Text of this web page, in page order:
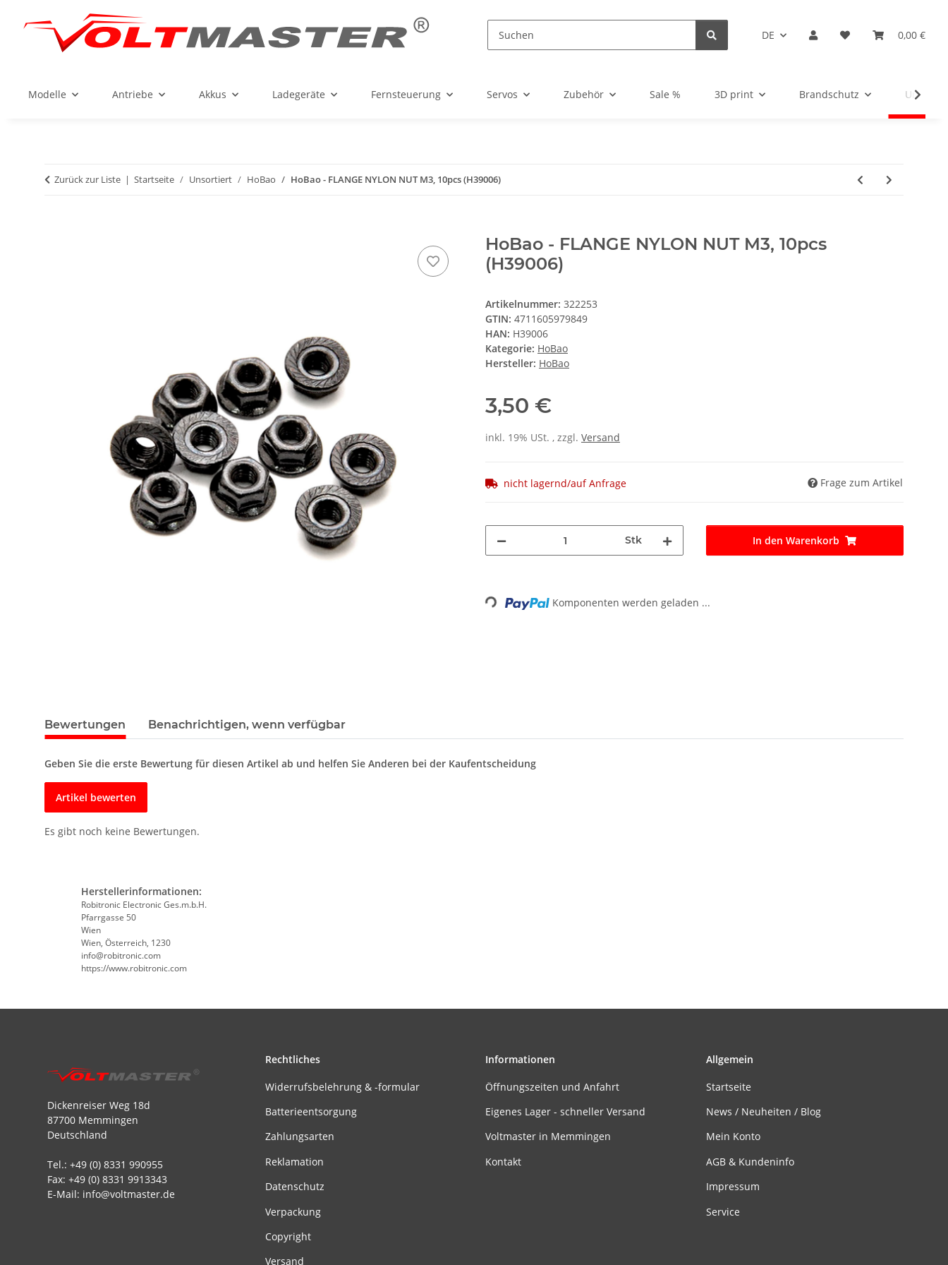
DE 0,00 €
Modelle Antriebe Akkus Ladegeräte Fernsteuerung Servos Zubehör Sale % 3D print Brandschutz
Zurück zur Liste Startseite Unsortiert HoBao HoBao - FLANGE NYLON NUT M3, 10pcs (H39006)
HoBao - FLANGE NYLON NUT M3, 10pcs
(H39006)
Artikelnummer: 322253
GTIN: 4711605979849
HAN: H39006
Kategorie: HoBao
Hersteller: HoBao
3,50 €
inkl. 19% USt. , zzgl. Versand
nicht lagernd/auf Anfrage Frage zum Artikel
Stk In den Warenkorb
Loading... Komponenten werden geladen ...
Bewertungen Benachrichtigen, wenn verfügbar
Geben Sie die erste Bewertung für diesen Artikel ab und helfen Sie Anderen bei der Kaufentscheidung
Artikel bewerten
Es gibt noch keine Bewertungen.
Herstellerinformationen:
Robitronic Electronic Ges.m.b.H.
Pfarrgasse 50
Wien
Wien, Österreich, 1230
info@robitronic.com
https://www.robitronic.com
Dickenreiser Weg 18d
87700 Memmingen
Deutschland
Tel.: +49 (0) 8331 990955
Fax: +49 (0) 8331 9913343
E-Mail: info@voltmaster.de
Rechtliches
Widerrufsbelehrung & -formular
Batterieentsorgung
Zahlungsarten
Reklamation
Datenschutz
Verpackung
Copyright
Versand
Informationen
Öffnungszeiten und Anfahrt
Eigenes Lager - schneller Versand
Voltmaster in Memmingen
Kontakt
Allgemein
Startseite
News / Neuheiten / Blog
Mein Konto
AGB & Kundeninfo
Impressum
Service